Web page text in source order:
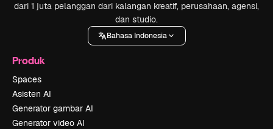
dari 1 juta pelanggan dari kalangan kreatif, perusahaan, agensi,
dan studio.
Bahasa Indonesia
Produk
Spaces
Asisten AI
Generator gambar AI
Generator video AI